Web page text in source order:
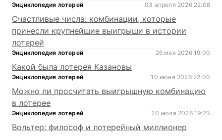
Энциклопедия лотерей 03 апреля 2026 22:08
Счастливые числа: комбинации, которые
принесли крупнейшие выигрыши в истории
лотерей
Энциклопедия лотерей 26 мая 2026 19:00
Какой была лотерея Казановы
Энциклопедия лотерей 10 июня 2026 22:00
Можно ли просчитать выигрышную комбинацию
в лотерее
Энциклопедия лотерей 20 июля 2026 19:23
Вольтер: философ и лотерейный миллионер